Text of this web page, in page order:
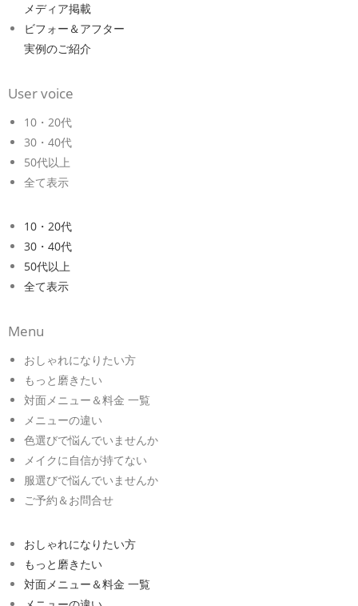
メディア掲載
ビフォー＆アフター
実例のご紹介
User voice
10・20代
30・40代
50代以上
全て表示
10・20代
30・40代
50代以上
全て表示
Menu
おしゃれになりたい方
もっと磨きたい
対面メニュー＆料金 一覧
メニューの違い
色選びで悩んでいませんか
メイクに自信が持てない
服選びで悩んでいませんか
ご予約＆お問合せ
おしゃれになりたい方
もっと磨きたい
対面メニュー＆料金 一覧